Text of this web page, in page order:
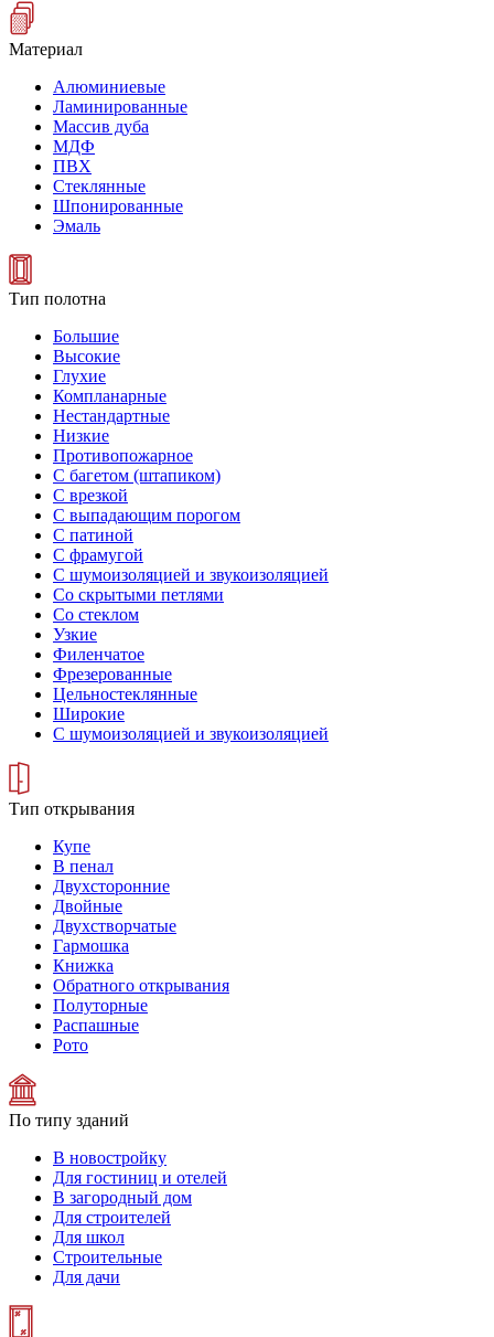
Материал
Алюминиевые
Ламинированные
Массив дуба
МДФ
ПВХ
Стеклянные
Шпонированные
Эмаль
Тип полотна
Большие
Высокие
Глухие
Компланарные
Нестандартные
Низкие
Противопожарное
С багетом (штапиком)
С врезкой
С выпадающим порогом
С патиной
С фрамугой
С шумоизоляцией и звукоизоляцией
Со скрытыми петлями
Со стеклом
Узкие
Филенчатое
Фрезерованные
Цельностеклянные
Широкие
С шумоизоляцией и звукоизоляцией
Тип открывания
Купе
В пенал
Двухсторонние
Двойные
Двухстворчатые
Гармошка
Книжка
Обратного открывания
Полуторные
Распашные
Рото
По типу зданий
В новостройку
Для гостиниц и отелей
В загородный дом
Для строителей
Для школ
Строительные
Для дачи